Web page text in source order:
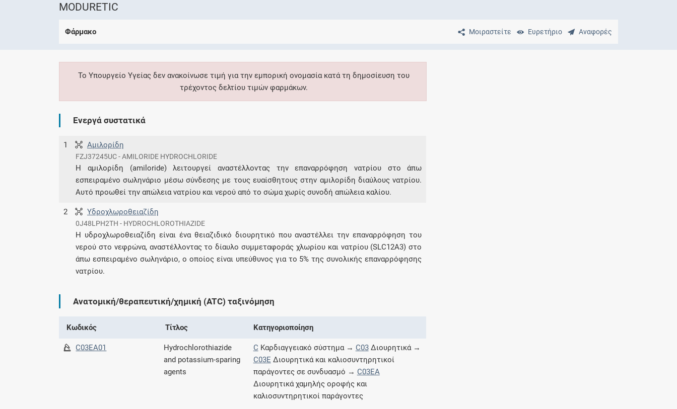
ενός φαρμάκου κατά τη διάρκεια της
εγκυμοσύνης ή του θηλασμού
επιπλέον παροχές των συνδρομητικών
προγραμμάτων
Ενδείξεις και αγωγές
Βρείτε θεραπευτικές ενδείξεις και αγωγές για
νόσους, συμπτώματα και ιατρικές πράξεις
πορείας του Galinos.gr από το 2011 μέχρι
σήμερα
MODURETIC
Μοιραστείτε Ευρετήριο Αναφορές
Φάρμακο
Το Υπουργείο Υγείας δεν ανακοίνωσε τιμή για την εμπορική ονομασία κατά τη δημοσίευση του
τρέχοντος δελτίου τιμών φαρμάκων.
Ενεργά συστατικά
1 Αμιλορίδη
FZJ37245UC - AMILORIDE HYDROCHLORIDE
Η αμιλορίδη (amiloride) λειτουργεί αναστέλλοντας την επαναρρόφηση νατρίου στο άπω
εσπειραμένο σωληνάριο μέσω σύνδεσης με τους ευαίσθητους στην αμιλορίδη διαύλους νατρίου.
Αυτό προωθεί την απώλεια νατρίου και νερού από το σώμα χωρίς συνοδή απώλεια καλίου.
2 Υδροχλωροθειαζίδη
0J48LPH2TH - HYDROCHLOROTHIAZIDE
Η υδροχλωροθειαζίδη είναι ένα θειαζιδικό διουρητικό που αναστέλλει την επαναρρόφηση του
νερού στο νεφρώνα, αναστέλλοντας το δίαυλο συμμεταφοράς χλωρίου και νατρίου (SLC12A3) στο
άπω εσπειραμένο σωληνάριο, ο οποίος είναι υπεύθυνος για το 5% της συνολικής επαναρρόφησης
νατρίου.
Ανατομική/θεραπευτική/χημική (ATC) ταξινόμηση
Κωδικός Τίτλος Κατηγοριοποίηση
C03EA01
Hydrochlorothiazide
and potassium-sparing
agents
C Καρδιαγγειακό σύστημα → C03Διουρητικά →
C03E Διουρητικά και καλιοσυντηρητικοί
παράγοντες σε συνδυασμό → C03EA
Διουρητικά χαμηλής οροφής και
καλιοσυντηρητικοί παράγοντες